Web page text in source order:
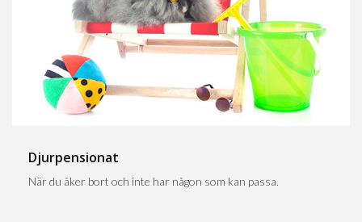
Djurpensionat
När du åker bort och inte har någon som kan passa.